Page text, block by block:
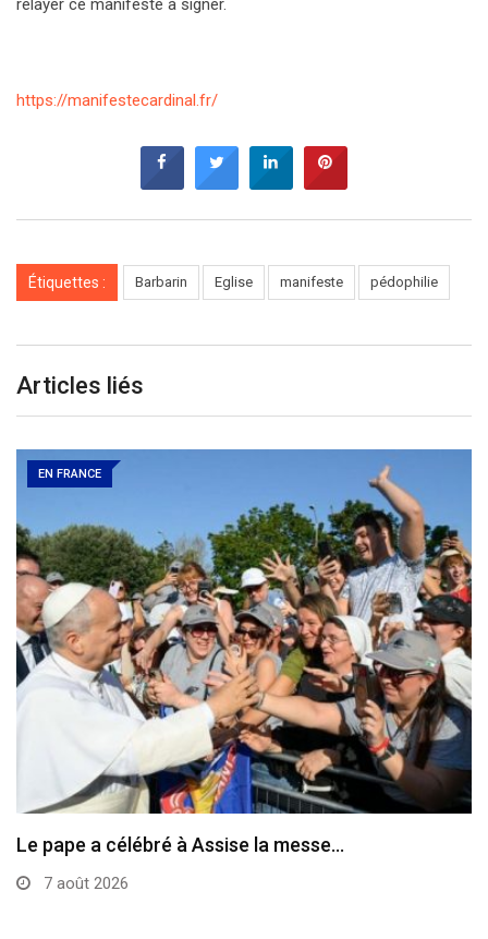
relayer ce manifeste à signer.
https://manifestecardinal.fr/
Étiquettes : Barbarin Eglise manifeste pédophilie
Articles liés
EN FRANCE
Le programme de la visite du pape en…
7 août 2026